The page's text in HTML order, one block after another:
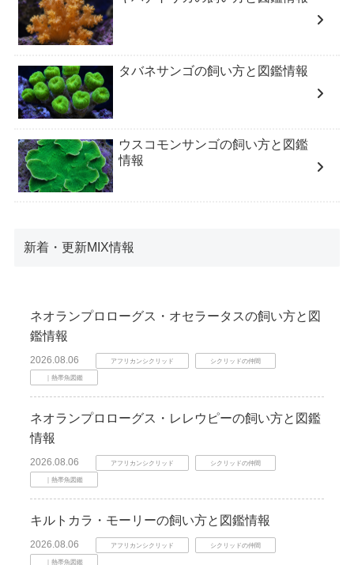
タバネサンゴの飼い方と図鑑情報
ウスコモンサンゴの飼い方と図鑑
情報
新着・更新MIX情報
ネオランプロローグス・オセラータスの飼い方と図
鑑情報
2026.08.06 アフリカンシクリッド シクリッドの仲間
｜熱帯魚図鑑
ネオランプロローグス・レレウピーの飼い方と図鑑
情報
2026.08.06 アフリカンシクリッド シクリッドの仲間
｜熱帯魚図鑑
キルトカラ・モーリーの飼い方と図鑑情報
2026.08.06 アフリカンシクリッド シクリッドの仲間
｜熱帯魚図鑑